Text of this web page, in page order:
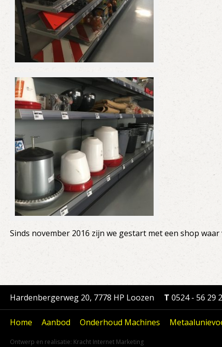
Sinds november 2016 zijn we gestart met een shop
Hardenbergerweg 20, 7778 HP Loozen T 0524 - 56 29
Home Aanbod Onderhoud Machines
Ontwerp en realisatie: Kracht Internet Marketing